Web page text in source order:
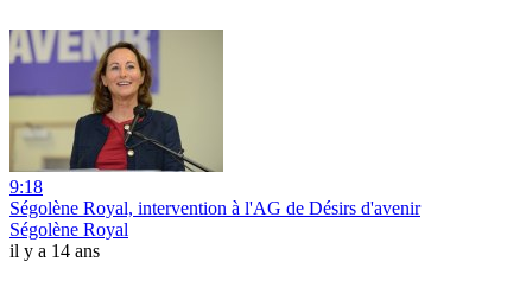
9:18
Ségolène Royal, intervention à l'AG de Désirs d'avenir
Ségolène Royal
il y a 14 ans